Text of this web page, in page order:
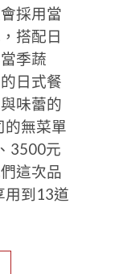
採用當
搭配日
季蔬
日式餐
味蕾的
的無菜單
3500元
這次品
用到13道